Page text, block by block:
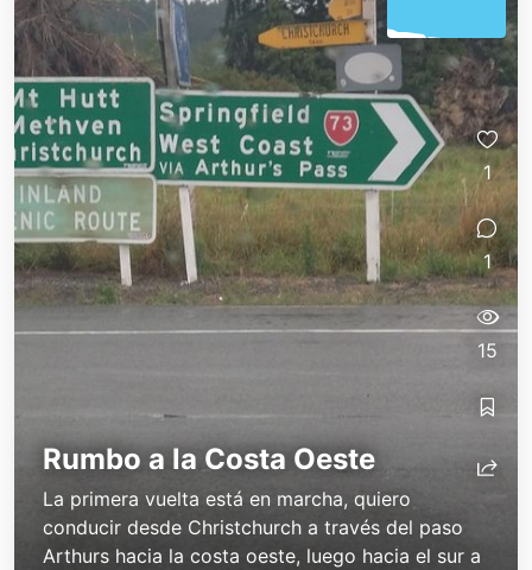
Rumbo a la Costa Oeste
La primera vuelta está en marcha, quiero
conducir desde Christchurch a través del paso
Arthurs hacia la costa oeste, luego hacia el sur a
1
1
15